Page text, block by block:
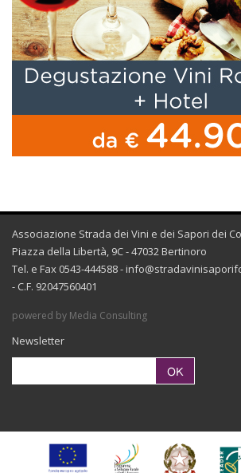
Associazione Strada dei Vini e dei Sapori dei
Piazza della Libertà, 9C - 47032 Bertinoro
Tel. e Fax 0543-444588 -
- C.F. 92047560401
powered by Media Consulting
Newsletter